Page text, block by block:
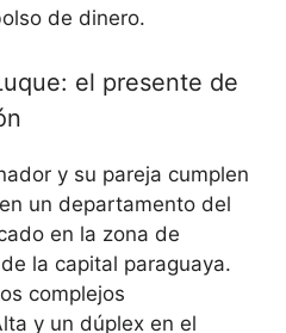
de dinero.
el presente de
y su pareja cumplen
un departamento del
en la zona de
la capital paraguaya.
complejos
y un dúplex en el